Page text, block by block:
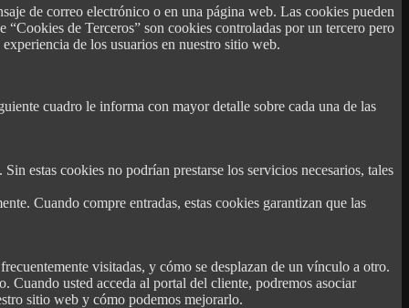
de correo electrónico o en una página web. Las cookies pueden
de Terceros” son cookies controladas por un tercero pero
de los usuarios en nuestro sitio web.
cuadro le informa con mayor detalle sobre cada una de las
estas cookies no podrían prestarse los servicios necesarios, tales
Cuando compre entradas, estas cookies garantizan que las
visitadas, y cómo se desplazan de un vínculo a otro.
Cuando usted acceda al portal del cliente, podremos asociar
sitio web y cómo podemos mejorarlo.